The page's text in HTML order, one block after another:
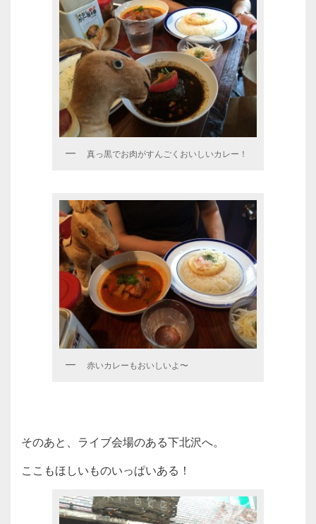
真っ黒でお肉がすんごくおいしいカレー！
赤いカレーもおいしいよ〜
そのあと、ライブ会場のある下北沢へ。
ここもほしいものいっぱいある！